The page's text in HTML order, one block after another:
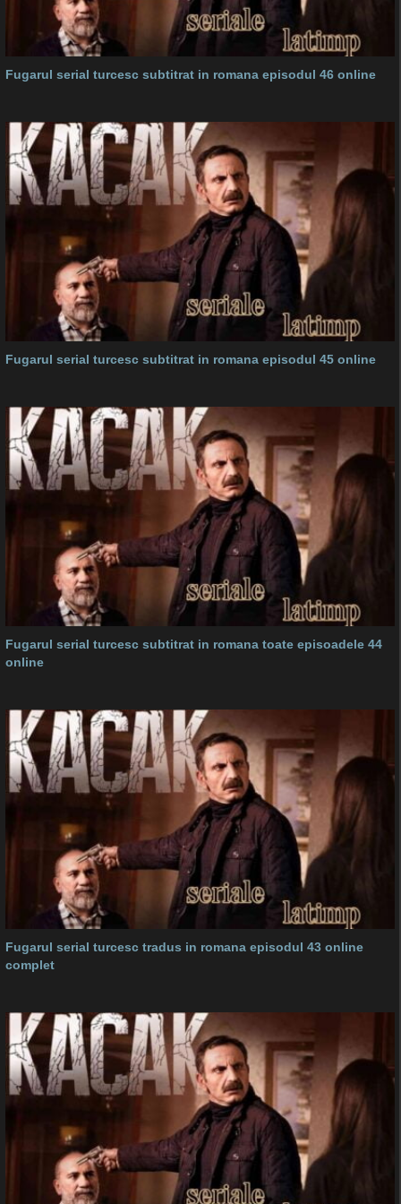
Fugarul serial turcesc subtitrat in romana episodul 46 online
Fugarul serial turcesc subtitrat in romana episodul 45 online
Fugarul serial turcesc subtitrat in romana toate episoadele 44
online
Fugarul serial turcesc tradus in romana episodul 43 online
complet